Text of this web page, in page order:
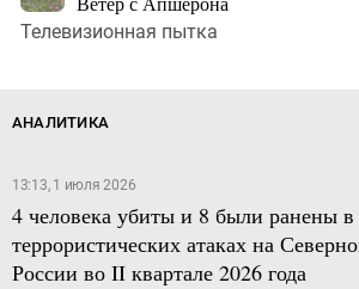
Телевизионная пытка
АНАЛИТИКА
13:13, 1 июля 2026
4 человека убиты и 8 были ранены
террористических атаках на
России во II квартале 2026 года